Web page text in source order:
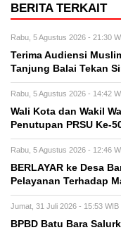
BERITA TERKAIT
Rabu, 5 Agustus 2026 - 21:30
Terima Audiensi
Tanjung Balai Tekan
Rabu, 5 Agustus 2026 - 14:42
Wali Kota dan Wakil
Penutupan PRSU Ke-
Rabu, 5 Agustus 2026 - 12:46
BERLAYAR ke Desa
Pelayanan Terhadap
Jumat, 31 Juli 2026 - 15:53 WIB
BPBD Batu Bara